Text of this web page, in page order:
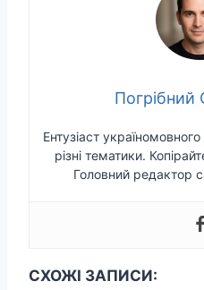
Погрібний
Ентузіаст
різні тематики.
Головний редактор
СХОЖІ ЗАПИСИ: